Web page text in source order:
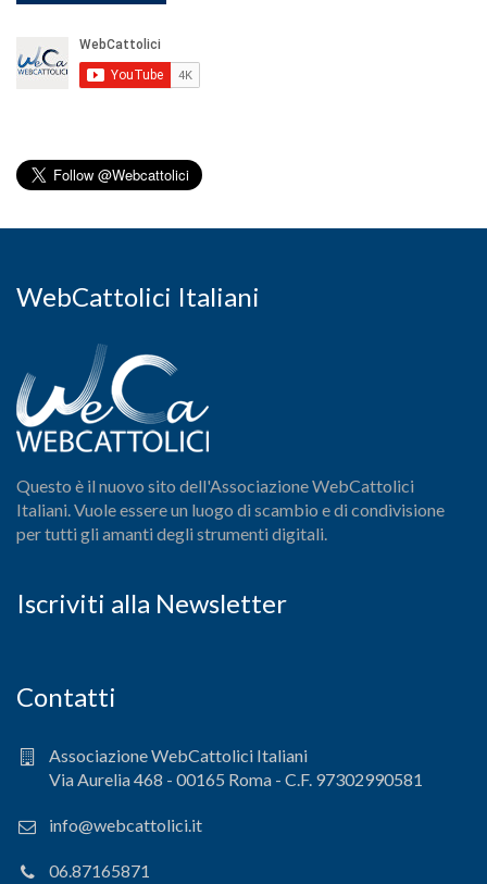
WebCattolici Italiani
Questo è il nuovo sito dell'Associazione WebCattolici
Italiani. Vuole essere un luogo di scambio e di condivisione
per tutti gli amanti degli strumenti digitali.
Iscriviti alla Newsletter
Contatti
Associazione WebCattolici Italiani
Via Aurelia 468 - 00165 Roma - C.F. 97302990581
info@webcattolici.it
06.87165871